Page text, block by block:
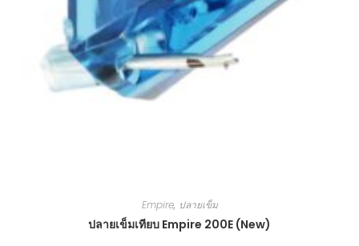
Empire, ปลายเข็ม
ปลายเข็มเทียบ Empire 200E (New)